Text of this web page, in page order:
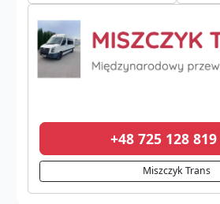
+48 725 128 819
Miszczyk Trans